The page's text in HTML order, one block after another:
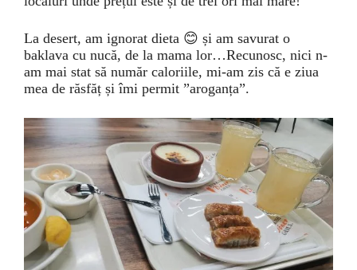
La desert, am ignorat dieta 😊 și am savurat o
baklava cu nucă, de la mama lor…Recunosc, nici n-
am mai stat să număr caloriile, mi-am zis că e ziua
mea de răsfăț și îmi permit ”aroganța”.